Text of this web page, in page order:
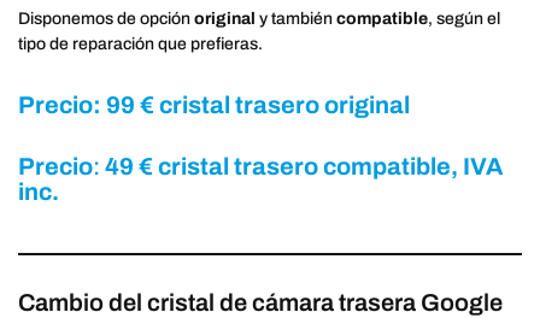
Disponemos de opción original y también compatible, según el
tipo de reparación que prefieras.
Precio: 99 € cristal trasero original
Precio: 49 € cristal trasero compatible, IVA
inc.
Cambio del cristal de cámara trasera Google